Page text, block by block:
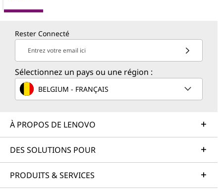
Rester Connecté
Entrez votre email ici
Sélectionnez un pays ou une région :
BELGIUM - FRANÇAIS
À PROPOS DE LENOVO
DES SOLUTIONS POUR
PRODUITS & SERVICES